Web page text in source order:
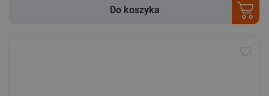
Do koszyka